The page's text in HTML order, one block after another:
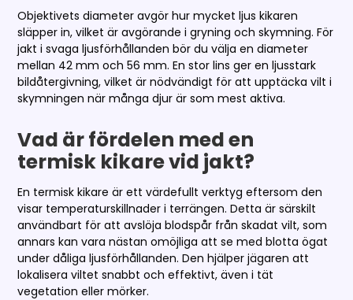
Objektivets diameter avgör hur mycket ljus kikaren
släpper in, vilket är avgörande i gryning och skymning. För
jakt i svaga ljusförhållanden bör du välja en diameter
mellan 42 mm och 56 mm. En stor lins ger en ljusstark
bildåtergivning, vilket är nödvändigt för att upptäcka vilt i
skymningen när många djur är som mest aktiva.
Vad är fördelen med en
termisk kikare vid jakt?
En termisk kikare är ett värdefullt verktyg eftersom den
visar temperaturskillnader i terrängen. Detta är särskilt
användbart för att avslöja blodspår från skadat vilt, som
annars kan vara nästan omöjliga att se med blotta ögat
under dåliga ljusförhållanden. Den hjälper jägaren att
lokalisera viltet snabbt och effektivt, även i tät
vegetation eller mörker.